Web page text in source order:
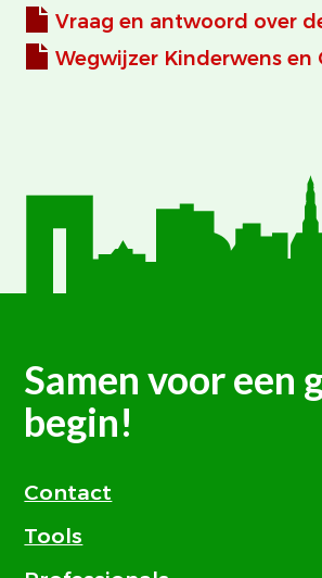
Vraag en antwoord over
Wegwijzer Kinderwens en
Samen voor een
begin!
Contact
Tools